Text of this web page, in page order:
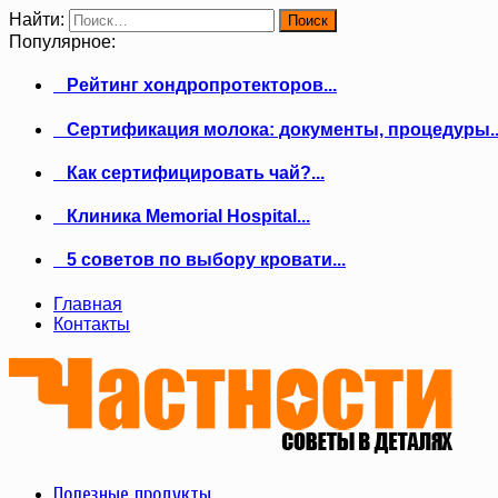
Найти:
Популярное:
Рейтинг хондропротекторов...
Сертификация молока: документы,
Как сертифицировать чай?...
Клиника Memorial Hospital...
5 советов по выбору кровати...
Главная
Контакты